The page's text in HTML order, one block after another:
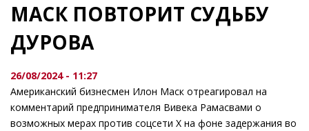
МАСК ПОВТОРИТ СУДЬБУ
ДУРОВА
26/08/2024 - 11:27
Американский бизнесмен Илон Маск отреагировал на
комментарий предпринимателя Вивека Рамасвами о
возможных мерах против соцсети X на фоне задержания во